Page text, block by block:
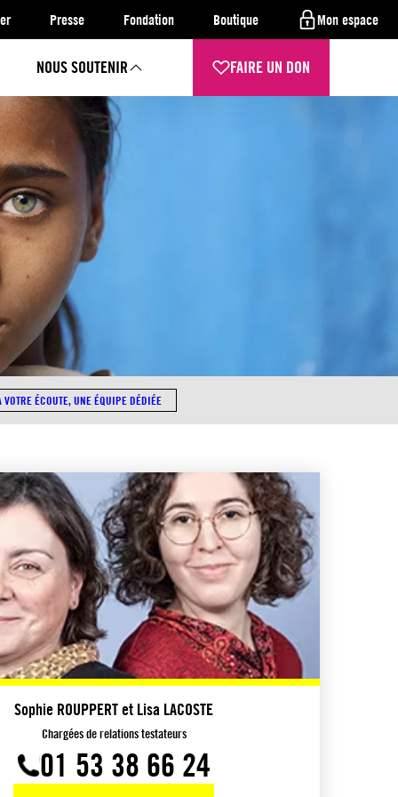
Presse Fondation Boutique Mon espace
NOUS SOUTENIR FAIRE UN DON
VOTRE ÉCOUTE, UNE ÉQUIPE DÉDIÉE
Sophie ROUPPERT et Lisa LACOSTE
Chargées de relations testateurs
01 53 38 66 24